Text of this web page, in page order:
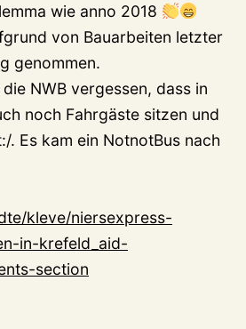
wie anno 2018
von Bauarbeiten letzter
genommen.
NWB vergessen, dass in
noch Fahrgäste sitzen und
. Es kam ein NotnotBus nach
kleve/niersexpress-
in-krefeld_aid-
section